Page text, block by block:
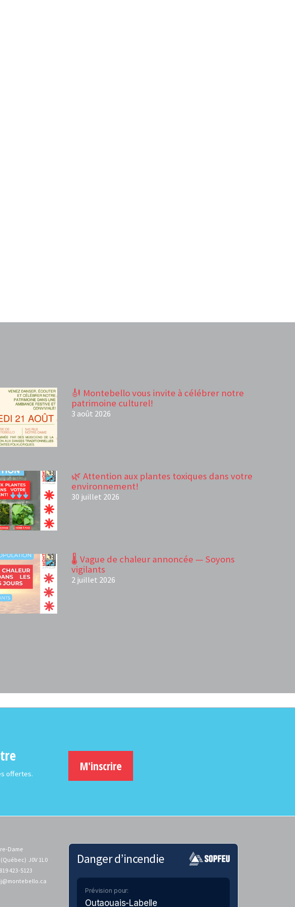
🎻 Montebello vous invite à célébrer notre
patrimoine culturel!
3 août 2026
🌿 Attention aux plantes toxiques dans votre
environnement!
30 juillet 2026
🌡️ Vague de chaleur annoncée — Soyons
vigilants
2 juillet 2026
offertes.
M'inscrire
Dame
J0V 1L0
423-5123
@montebello.ca
Danger d’incendie
Prévision pour:
Outaouais-Labelle